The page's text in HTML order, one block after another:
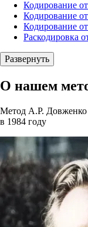
Кодирование
Кодирование
Кодирование
Раскодировка
Развернуть
О нашем
Метод А.Р.
в 1984 году